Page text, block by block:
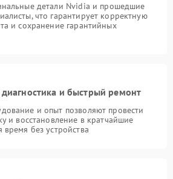
детали Nvidia и прошедшие
что гарантирует корректную
и сохранение гарантийных
диагностика и быстрый ремонт
и опыт позволяют провести
и восстановление в кратчайшие
без устройства